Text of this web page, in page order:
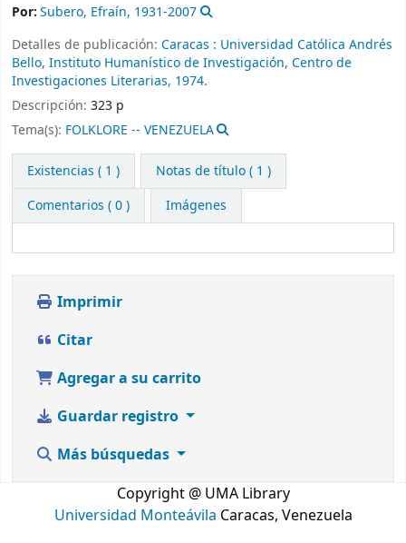
Por:Subero, Efraín, 1931-2007
Detalles de publicación: Caracas : Universidad Católica Andrés
Bello, Instituto Humanístico de Investigación, Centro de
Investigaciones Literarias, 1974.
Descripción: 323 p
Tema(s): FOLKLORE -- VENEZUELA
Existencias ( 1 )
Notas de título ( 1 )
Comentarios ( 0 )
Imágenes
Imprimir
Citar
Agregar a su carrito
Guardar registro
Más búsquedas
Copyright @ UMA Library
Universidad Monteávila Caracas, Venezuela